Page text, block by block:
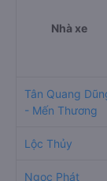
Nhà xe
Tân Quang
- Mến Thương
Lộc Thủy
Ngọc Phát